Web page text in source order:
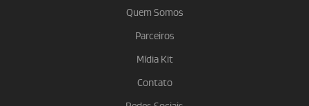
Quem Somos
Parceiros
Mídia Kit
Contato